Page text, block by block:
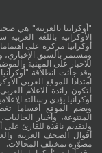
"أوكرانيا بالعربية" هي
الأوكرانية باللغة
أوكرانيا مركزة على
ومستمر بالسبق الإخباري،
للاخبار على المهنية
لتكون رائدة الاعلام
أوكرانيا يؤدي رسالته
ويضم الموقع أقساماً
المتنوعة، وأخبار
ولتقديم نافذة للقارئ
أقوال الصحف العربية
مصوَّرة بمختلف المجالات.